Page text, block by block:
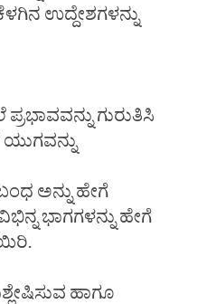
ಉದ್ದೇಶಗಳನ್ನು
ಗುರುತಿಸಿ
ಅನ್ನು ಹೇಗೆ
ಭಾಗಗಳನ್ನು ಹೇಗೆ
ಹಾಗೂ